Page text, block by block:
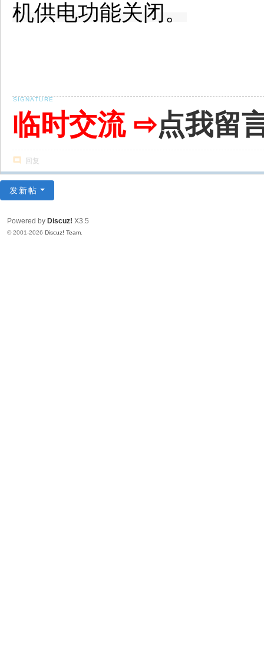
机供电功能关闭。
临时交流 ⇨点我留
回复
发新帖
Powered by Discuz! X3.5
© 2001-2026 Discuz! Team